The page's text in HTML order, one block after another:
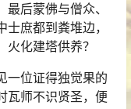
后蒙佛与僧众、
庶都到粪堆边，
化建塔供养？
一位证得独觉果的
瓦师不识贤圣，便